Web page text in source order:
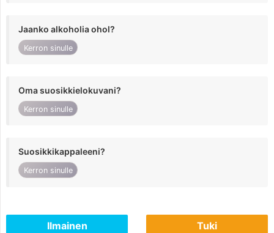
Jaanko alkoholia ohol?
Kerron sinulle
Oma suosikkielokuvani?
Kerron sinulle
Suosikkikappaleeni?
Kerron sinulle
Ilmainen Tuki